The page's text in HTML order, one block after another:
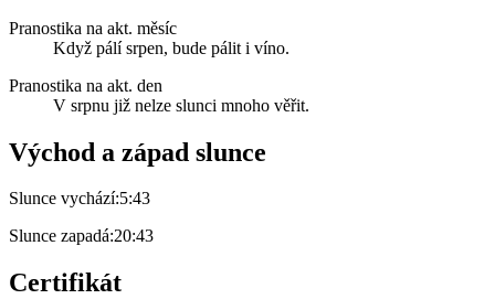
Pranostika na akt. měsíc
Když pálí srpen, bude pálit i víno.
Pranostika na akt. den
V srpnu již nelze slunci mnoho věřit.
Východ a západ slunce
Slunce vychází:5:43
Slunce zapadá:20:43
Certifikát